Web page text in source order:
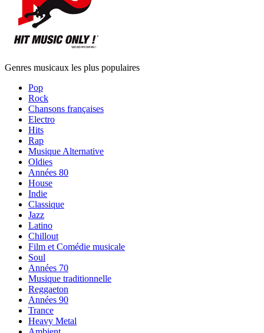
Genres musicaux les plus populaires
Pop
Rock
Chansons françaises
Electro
Hits
Rap
Musique Alternative
Oldies
Années 80
House
Indie
Classique
Jazz
Latino
Chillout
Film et Comédie musicale
Soul
Années 70
Musique traditionnelle
Reggaeton
Années 90
Trance
Heavy Metal